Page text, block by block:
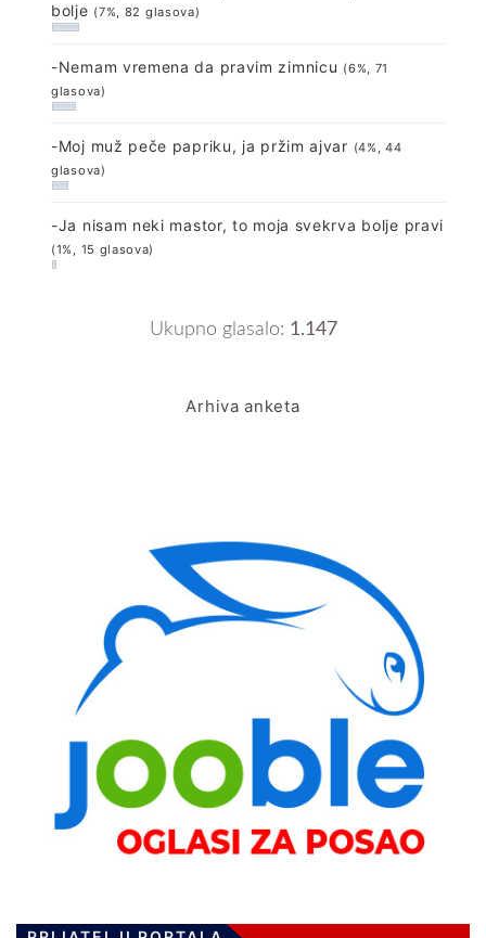
bolje (7%, 82 glasova)
-Nemam vremena da pravim zimnicu (6%, 71
glasova)
-Moj muž peče papriku, ja pržim ajvar (4%, 44
glasova)
-Ja nisam neki mastor, to moja svekrva bolje pravi
(1%, 15 glasova)
Ukupno glasalo: 1.147
Arhiva anketa